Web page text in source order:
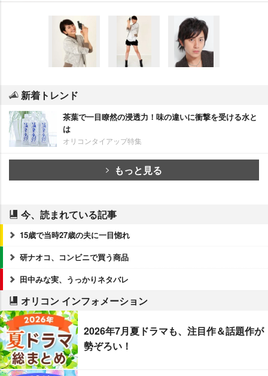
新着トレンド
茶葉で一目瞭然の浸透力！味の違いに衝撃を受ける水と
は
オリコンタイアップ特集
もっと見る
今、読まれている記事
15歳で当時27歳の夫に一目惚れ
研ナオコ、コンビニで買う商品
田中みな実、うっかりネタバレ
オリコン インフォメーション
2026年7月夏ドラマも、注目作＆話題作が
勢ぞろい！